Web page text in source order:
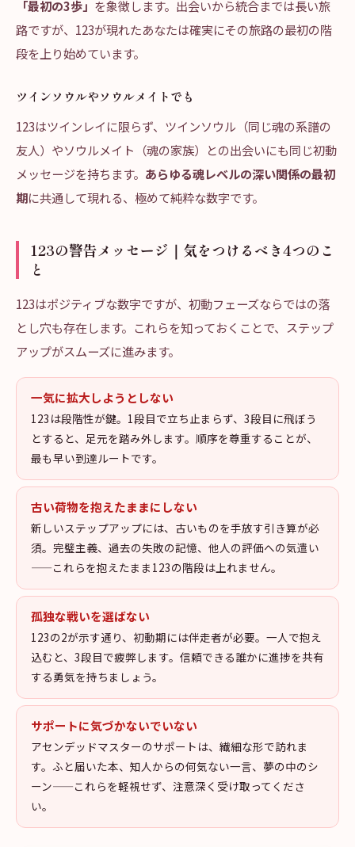
「最初の3歩」 を象徴します。出会いから統合までは長い旅
路ですが、123が現れたあなたは確実にその旅路の最初の階
段を上り始めています。
ツインソウルやソウルメイトでも
123はツインレイに限らず、ツインソウル（同じ魂の系譜の
友人）やソウルメイト（魂の家族）との出会いにも同じ初動
メッセージを持ちます。 あらゆる魂レベルの深い関係の最初
期に共通して現れる、極めて純粋な数字です。
123の警告メッセージ｜気をつけるべき4つのこ
と
123はポジティブな数字ですが、初動フェーズならではの落
とし穴も存在します。これらを知っておくことで、ステップ
アップがスムーズに進みます。
一気に拡大しようとしない
123は段階性が鍵。1段目で立ち止まらず、3段目に飛ぼう
とすると、足元を踏み外します。順序を尊重することが、
最も早い到達ルートです。
古い荷物を抱えたままにしない
新しいステップアップには、古いものを手放す引き算が必
須。完璧主義、過去の失敗の記憶、他人の評価への気遣い
——これらを抱えたまま123の階段は上れません。
孤独な戦いを選ばない
123の2が示す通り、初動期には伴走者が必要。一人で抱え
込むと、3段目で疲弊します。信頼できる誰かに進捗を共有
する勇気を持ちましょう。
サポートに気づかないでいない
アセンデッドマスターのサポートは、繊細な形で訪れま
す。ふと届いた本、知人からの何気ない一言、夢の中のシ
ーン——これらを軽視せず、注意深く受け取ってくださ
い。